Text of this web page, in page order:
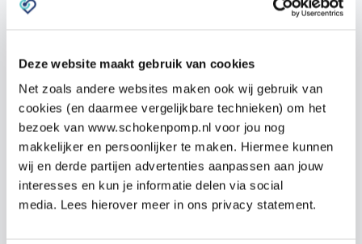
Deze website maakt gebruik van cookies
Net zoals andere websites maken ook wij gebruik van
cookies (en daarmee vergelijkbare technieken) om het
bezoek van www.schokenpomp.nl voor jou nog
makkelijker en persoonlijker te maken. Hiermee kunnen
wij en derde partijen advertenties aanpassen aan jouw
interesses en kun je informatie delen via social
media. Lees hierover meer in ons privacy statement.
Wat zeggen cursisten over deSchok
& Pomp Cursussen?
4.7
Zeer fijne BHV training gehad. Goede en